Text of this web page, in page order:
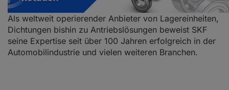
Als weltweit operierender Anbieter von Lagereinheiten,
Dichtungen bishin zu Antriebslösungen beweist SKF
seine Expertise seit über 100 Jahren erfolgreich in der
Automobilindustrie und vielen weiteren Branchen.